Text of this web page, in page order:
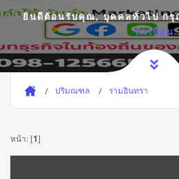
ยินดีต้อนรับคุณ,บุคคลทั่วไปก
ทะเบียน
ปริมณฑล รามอินทรา
หน้า: [1]